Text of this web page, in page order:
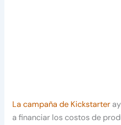
La campaña de Kickstarter
a financiar los costos de